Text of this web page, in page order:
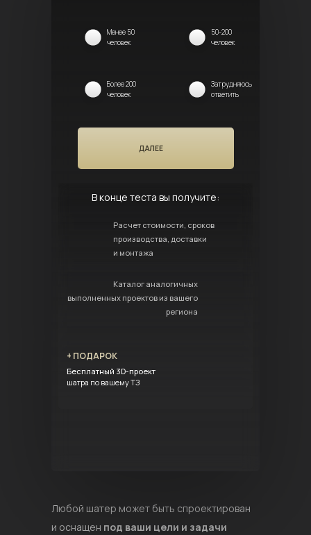
Менее 50
человек
50-200
человек
Более 200
человек
Затрудняюсь
ответить
ДАЛЕЕ
В конце теста вы получите:
Расчет стоимости, сроков
производства, доставки
и монтажа
Каталог аналогичных
выполненных проектов из вашего
региона
+ ПОДАРОК
Бесплатный 3D-проект
шатра по вашему ТЗ
Любой шатер может быть спроектирован
и оснащен под ваши цели и задачи